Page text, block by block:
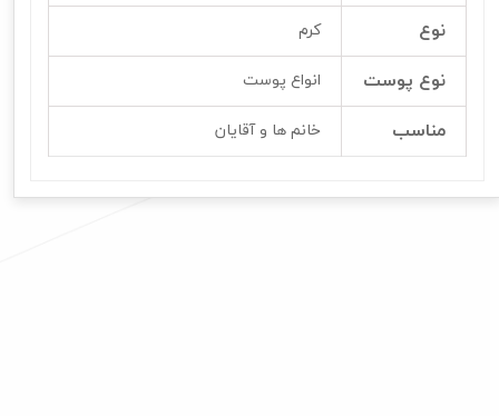
نوع کرم
نوع پوست انواع پوست
مناسب خانم ها و آقایان